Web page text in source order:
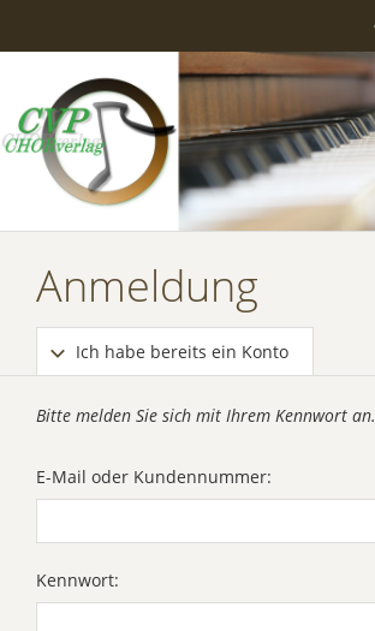
Anmeldung
Ich habe bereits ein Konto
Bitte melden Sie sich mit Ihrem Kennwort an.
E-Mail oder Kundennummer:
Kennwort: